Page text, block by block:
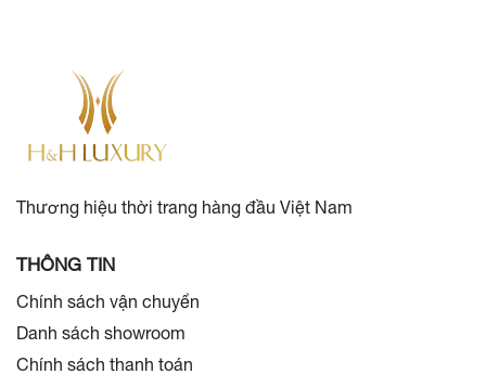
Thương hiệu thời trang hàng đầu Việt Nam
THÔNG TIN
Chính sách vận chuyển
Danh sách showroom
Chính sách thanh toán